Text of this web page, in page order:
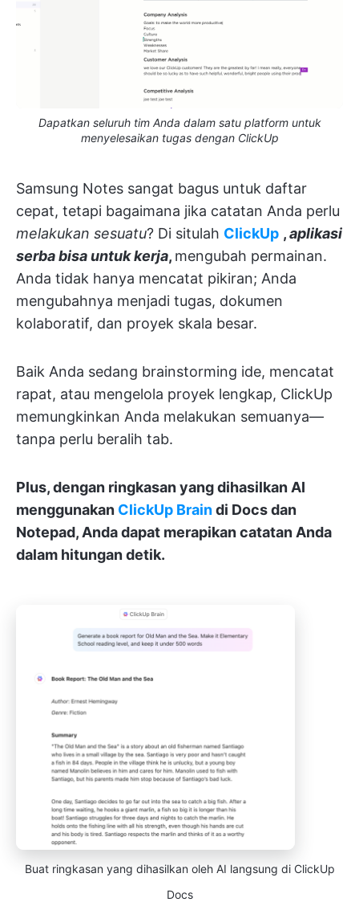
Dapatkan seluruh tim Anda dalam satu platform untuk
menyelesaikan tugas dengan ClickUp
Samsung Notes sangat bagus untuk daftar
cepat, tetapi bagaimana jika catatan Anda perlu
melakukan sesuatu? Di situlah ClickUp ,aplikasi
serba bisa untuk kerja, mengubah permainan.
Anda tidak hanya mencatat pikiran; Anda
mengubahnya menjadi tugas, dokumen
kolaboratif, dan proyek skala besar.
Baik Anda sedang brainstorming ide, mencatat
rapat, atau mengelola proyek lengkap, ClickUp
memungkinkan Anda melakukan semuanya—
tanpa perlu beralih tab.
Plus, dengan ringkasan yang dihasilkan AI
menggunakan ClickUp Braindi Docs dan
Notepad, Anda dapat merapikan catatan Anda
dalam hitungan detik.
Buat ringkasan yang dihasilkan oleh AI langsung di ClickUp
Docs